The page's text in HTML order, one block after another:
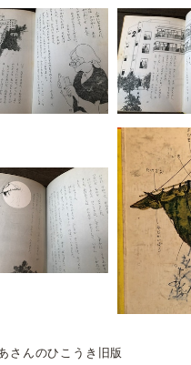
さんのひこうき旧版